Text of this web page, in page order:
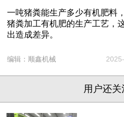
一吨猪粪能生产多少有机肥料
猪粪加工有机肥的生产工艺，
出造成差异。
编辑： 顺鑫机械
用户还关